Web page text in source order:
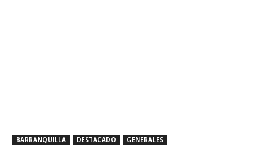
BARRANQUILLA DESTACADO GENERALES